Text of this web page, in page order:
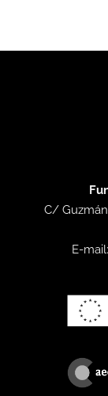
C/
E-mail: